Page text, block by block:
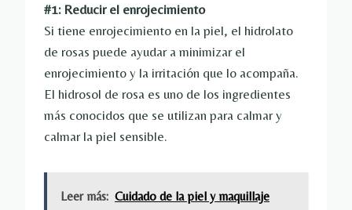
#1: Reducir el enrojecimiento
Si tiene enrojecimiento en la piel, el hidrolato
de rosas puede ayudar a minimizar el
enrojecimiento y la irritación que lo acompaña.
El hidrosol de rosa es uno de los ingredientes
más conocidos que se utilizan para calmar y
calmar la piel sensible.
Leer más: Cuidado de la piel y maquillaje